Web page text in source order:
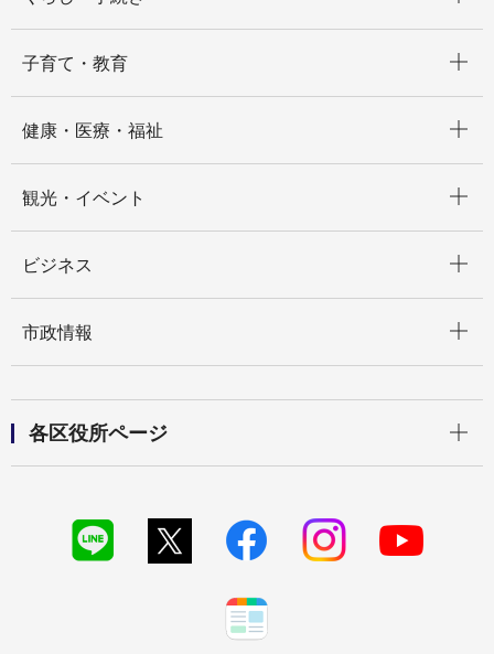
子育て・教育
健康・医療・福祉
観光・イベント
ビジネス
市政情報
各区役所ページ